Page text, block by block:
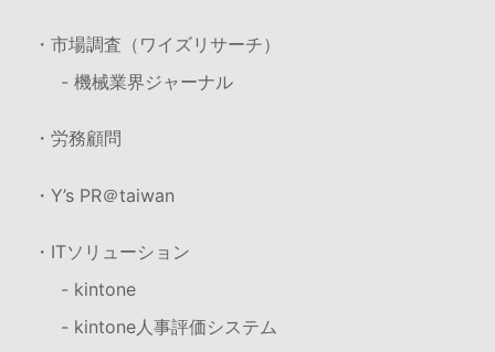
・市場調査（ワイズリサーチ）
- 機械業界ジャーナル
・労務顧問
・Y’s PR＠taiwan
・ITソリューション
- kintone
- kintone人事評価システム